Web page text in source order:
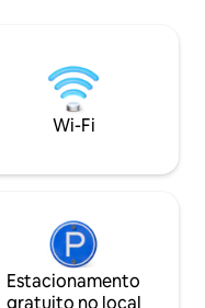
ônibus leva você
próxima em 7
Wi-Fi
Estacionamento
gratuito no local